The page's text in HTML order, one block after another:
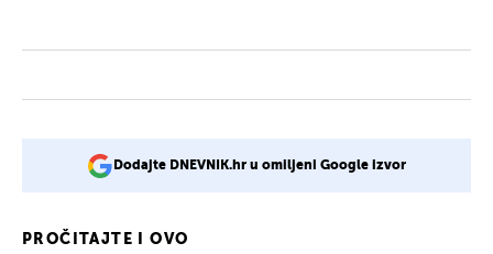
Dodajte DNEVNIK.hr u omiljeni Google izvor
PROČITAJTE I OVO